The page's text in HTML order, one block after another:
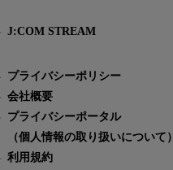
J:COM STREAM
プライバシーポリシー
会社概要
プライバシーポータル
（個人情報の取り扱いについて）
利用規約